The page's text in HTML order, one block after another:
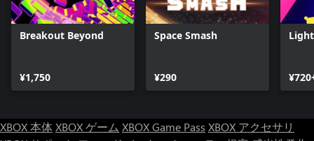
Breakout Beyond
¥1,750
Space Smash
¥290
XBOX 本体XBOX ゲーム XBOX Game Pass XBOX アクセサリ